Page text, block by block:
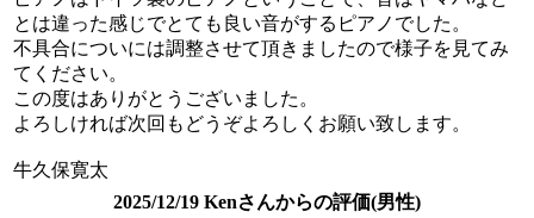
とは違った感じでとても良い音がするピアノでした。
不具合についには調整させて頂きましたので様子を見てみ
てください。
この度はありがとうございました。
よろしければ次回もどうぞよろしくお願い致します。
牛久保寛太
2025/12/19 Kenさんからの評価(男性)